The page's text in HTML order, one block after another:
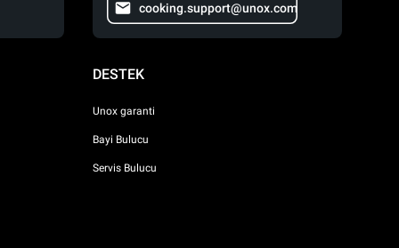
cooking.support@unox.com
DESTEK
Unox garanti
Bayi Bulucu
Servis Bulucu